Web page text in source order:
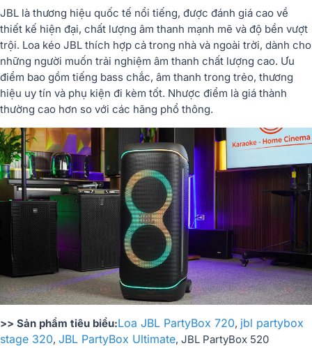
JBL là thương hiệu quốc tế nổi tiếng, được đánh giá cao về
thiết kế hiện đại, chất lượng âm thanh mạnh mẽ và độ bền vượt
trội. Loa kéo JBL thích hợp cả trong nhà và ngoài trời, dành cho
những người muốn trải nghiệm âm thanh chất lượng cao. Ưu
điểm bao gồm tiếng bass chắc, âm thanh trong trẻo, thương
hiệu uy tín và phụ kiện đi kèm tốt. Nhược điểm là giá thành
thường cao hơn so với các hãng phổ thông.
>> Sản phẩm tiêu biểu:Loa JBL PartyBox 720, jbl partybox
stage 320, JBL PartyBox Ultimate, JBL PartyBox 520